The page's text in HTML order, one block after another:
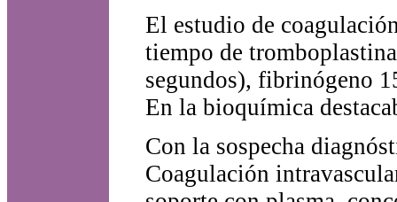
El estudio de
tiempo de
segundos), fibrinógeno
En la bioquímica
Con la sospecha
Coagulación